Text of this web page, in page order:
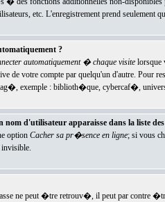
etc. L'enregistrement prend seulement
?
automatiquement � chaque visitelorsque
de votre compte par quelqu'un d'autre. Pour
exemple : biblioth�que, cybercaf�,
d'utilisateur apparaisse dans la liste
option Cacher sa pr�sence en ligne; si vous
ne peut �tre retrouv�, il peut par contre